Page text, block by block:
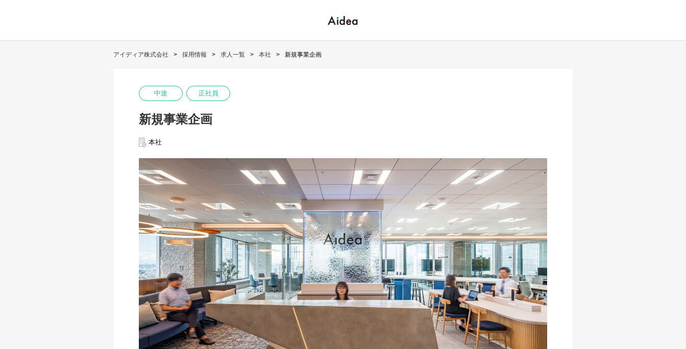
アイディア株式会社 採用情報 求人一覧 本社 新規事業企画
中途 正社員
新規事業企画
本社